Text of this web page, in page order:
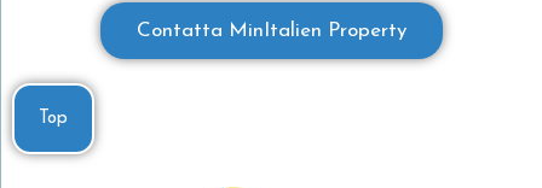
Contatta MinItalien Property
Top